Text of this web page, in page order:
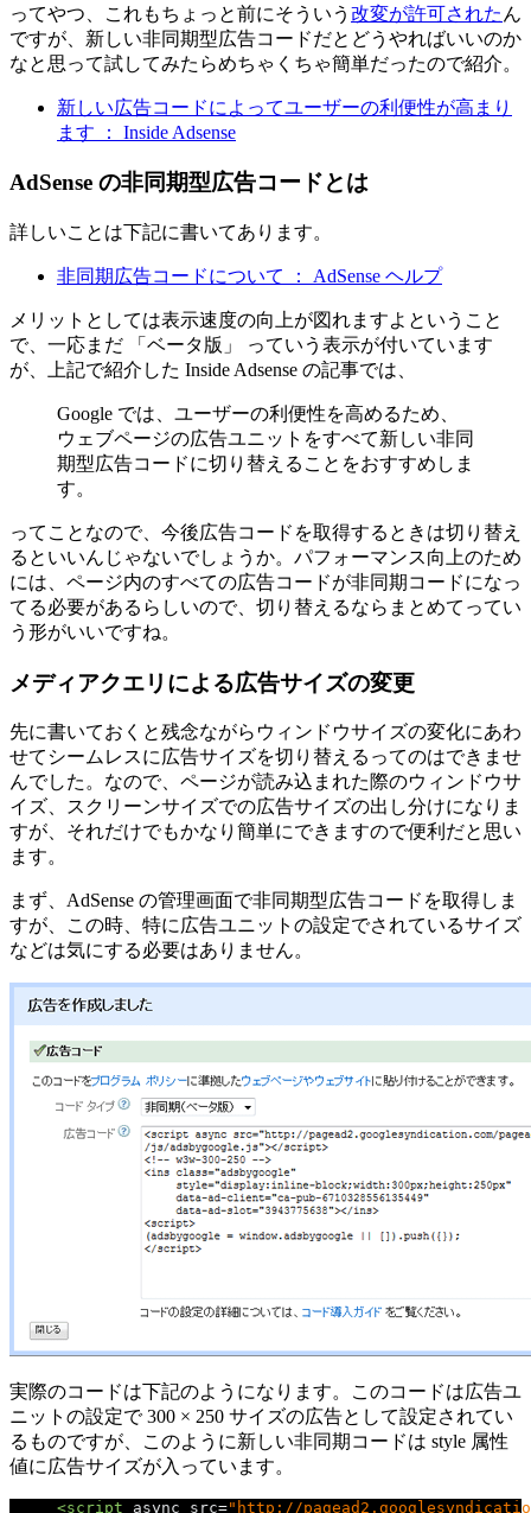
ってやつ、これもちょっと前にそういう 改変が許可された ん
ですが、新しい非同期型広告コードだとどうやればいいのか
なと思って試してみたらめちゃくちゃ簡単だったので紹介。
新しい広告コードによってユーザーの利便性が高まり
ます ： Inside Adsense
AdSense の非同期型広告コードとは
詳しいことは下記に書いてあります。
非同期広告コードについて ： AdSense ヘルプ
メリットとしては表示速度の向上が図れますよということ
で、一応まだ 「ベータ版」 っていう表示が付いています
が、上記で紹介した Inside Adsense の記事では、
Google では、ユーザーの利便性を高めるため、
ウェブページの広告ユニットをすべて新しい非同
期型広告コードに切り替えることをおすすめしま
す。
ってことなので、今後広告コードを取得するときは切り替え
るといいんじゃないでしょうか。パフォーマンス向上のため
には、ページ内のすべての広告コードが非同期コードになっ
てる必要があるらしいので、切り替えるならまとめてってい
う形がいいですね。
メディアクエリによる広告サイズの変更
先に書いておくと残念ながらウィンドウサイズの変化にあわ
せてシームレスに広告サイズを切り替えるってのはできませ
んでした。なので、ページが読み込まれた際のウィンドウサ
イズ、スクリーンサイズでの広告サイズの出し分けになりま
すが、それだけでもかなり簡単にできますので便利だと思い
ます。
まず、AdSense の管理画面で非同期型広告コードを取得しま
すが、この時、特に広告ユニットの設定でされているサイズ
などは気にする必要はありません。
実際のコードは下記のようになります。このコードは広告ユ
ニットの設定で 300 × 250 サイズの広告として設定されてい
るものですが、このように新しい非同期コードは style 属性
値に広告サイズが入っています。
<script async src="http://